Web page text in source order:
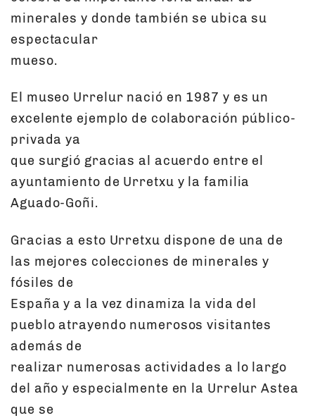
minerales y donde también se ubica su
espectacular
mueso.
El museo Urrelur nació en 1987 y es un
excelente ejemplo de colaboración público-
privada ya
que surgió gracias al acuerdo entre el
ayuntamiento de Urretxu y la familia
Aguado-Goñi.
Gracias a esto Urretxu dispone de una de
las mejores colecciones de minerales y
fósiles de
España y a la vez dinamiza la vida del
pueblo atrayendo numerosos visitantes
además de
realizar numerosas actividades a lo largo
del año y especialmente en la Urrelur Astea
que se